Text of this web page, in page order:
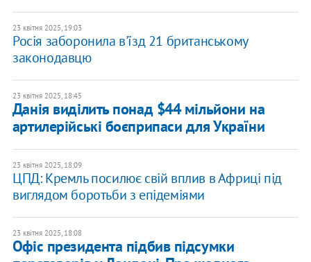
23 квітня 2025, 19:03
Росія заборонила в'їзд 21 британському
законодавцю
23 квітня 2025, 18:45
Данія виділить понад $44 мільйони на
артилерійські боєприпаси для України
23 квітня 2025, 18:09
ЦПД: Кремль посилює свій вплив в Африці під
виглядом боротьби з епідеміями
23 квітня 2025, 18:08
Офіс президента підбив підсумки